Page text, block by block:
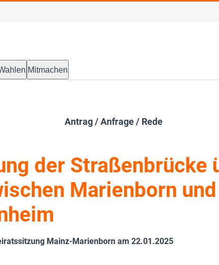
Mitmachen
Antrag / Anfrage / Rede
der Straßenbrücke
Marienborn und
Mainz-Marienborn am 22.01.2025